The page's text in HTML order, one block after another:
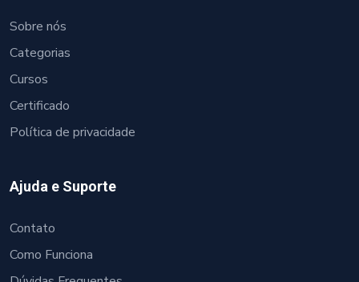
Sobre nós
Categorias
Cursos
Certificado
Política de privacidade
Ajuda e Suporte
Contato
Como Funciona